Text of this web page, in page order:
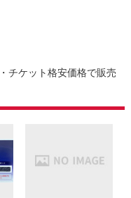
チケット格安価格で販売